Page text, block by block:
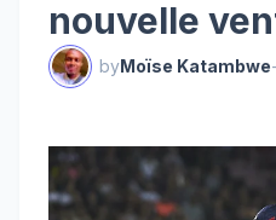
nouvelle
byMoïse Katambwe-